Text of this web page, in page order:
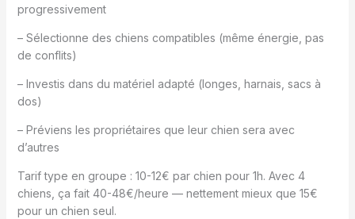
progressivement
– Sélectionne des chiens compatibles (même énergie, pas
de conflits)
– Investis dans du matériel adapté (longes, harnais, sacs à
dos)
– Préviens les propriétaires que leur chien sera avec
d’autres
Tarif type en groupe : 10-12€ par chien pour 1h. Avec 4
chiens, ça fait 40-48€/heure — nettement mieux que 15€
pour un chien seul.